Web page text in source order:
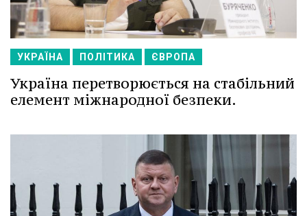
УКРАЇНА ПОЛІТИКА ЄВРОПА
Україна перетворюється на стабільний
елемент міжнародної безпеки.